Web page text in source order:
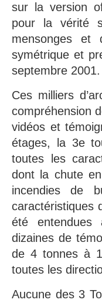
sur la version
pour la vérité
mensonges et
symétrique et
septembre 2001.
Ces milliers
compréhension
vidéos et
étages, la 3e
toutes les
dont la chute
incendies de
caractéristiques
été entendues
dizaines de
de 4 tonnes à
toutes les
Aucune des 3